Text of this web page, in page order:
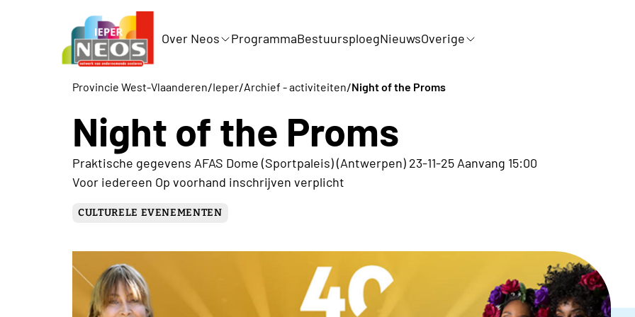
Over Neos ProgrammaBestuursploegNieuwsOverige
Provincie West-Vlaanderen/Ieper/Archief - activiteiten/Night of the Proms
Night of the Proms
Praktische gegevens AFAS Dome (Sportpaleis) (Antwerpen) 23-11-25 Aanvang 15:00
Voor iedereen Op voorhand inschrijven verplicht
CULTURELE EVENEMENTEN